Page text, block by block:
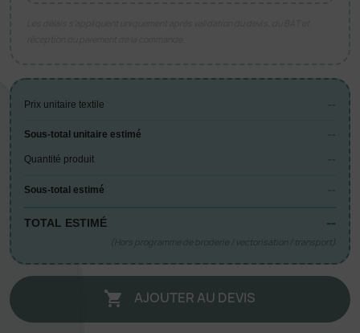
Prix unitaire textile --
Sous-total unitaire estimé --
Quantité produit --
Sous-total estimé --
TOTAL ESTIMÉ --
(Hors programme de broderie / vectorisation / transport)
 AJOUTER AU DEVIS